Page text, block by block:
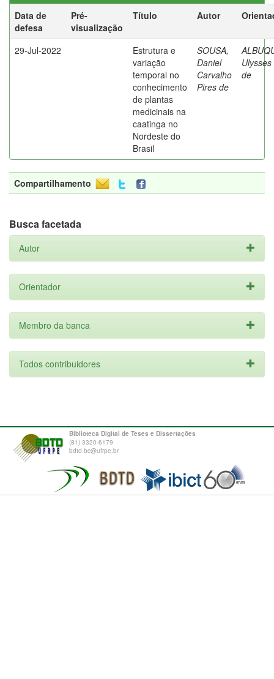
Data de
defesa
Pré-
visualização
Título Autor
29-Jul-2022
Estrutura e
variação
temporal no
conhecimento
de plantas
medicinais na
caatinga no
Nordeste do
Brasil
SOUSA,
Daniel
Carvalho
Pires de
de
Compartilhamento
Busca facetada
Autor
Orientador
Membro da banca
Todos contribuidores
Biblioteca Digital de Teses e Dissertações
(81) 3320-6179
bdtd.bc@ufrpe.br